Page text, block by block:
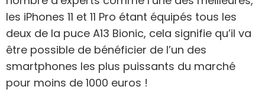
les iPhones 11 et 11 Pro étant équipés tous les
deux de la puce A13 Bionic, cela signifie qu’il va
être possible de bénéficier de l’un des
smartphones les plus puissants du marché
pour moins de 1000 euros !